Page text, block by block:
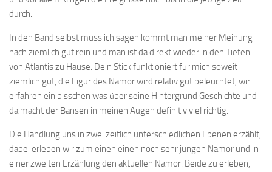
durch.
In den Band selbst muss ich sagen kommt man meiner Meinung
nach ziemlich gut rein und man ist da direkt wieder in den Tiefen
von Atlantis zu Hause. Dein Stick funktioniert für mich soweit
ziemlich gut, die Figur des Namor wird relativ gut beleuchtet, wir
erfahren ein bisschen was über seine Hintergrund Geschichte und
da macht der Bansen in meinen Augen definitiv viel richtig.
Die Handlung uns in zwei zeitlich unterschiedlichen Ebenen erzählt,
dabei erleben wir zum einen einen noch sehr jungen Namor und in
einer zweiten Erzählung den aktuellen Namor. Beide zu erleben,